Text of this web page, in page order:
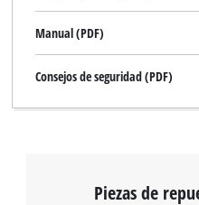
Manual (PDF)
Consejos de seguridad (PDF)
Piezas de